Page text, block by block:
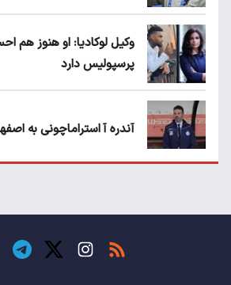
وکیل لوکادیا: او هنوز هم
پرسپولیس دارد
آندره آ استراماچونی به
حسن روی هوا!